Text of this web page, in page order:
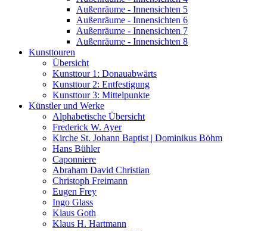
Außenräume - Innensichten 5
Außenräume - Innensichten 6
Außenräume - Innensichten 7
Außenräume - Innensichten 8
Kunsttouren
Übersicht
Kunsttour 1: Donauabwärts
Kunsttour 2: Entfestigung
Kunsttour 3: Mittelpunkte
Künstler und Werke
Alphabetische Übersicht
Frederick W. Ayer
Kirche St. Johann Baptist | Dominikus Böhm
Hans Bühler
Caponniere
Abraham David Christian
Christoph Freimann
Eugen Frey
Ingo Glass
Klaus Goth
Klaus H. Hartmann